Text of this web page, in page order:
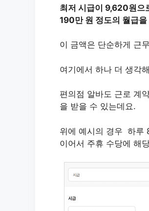
최저 시급이 9,620원으
190만 원 정도의 월급
이 금액은 단순하게 근
여기에서 하나 더 생각
편의점 알바도 근로 계
을 받을 수 있는데요.
위에 예시의 경우 하루
이어서 주휴 수당에 해